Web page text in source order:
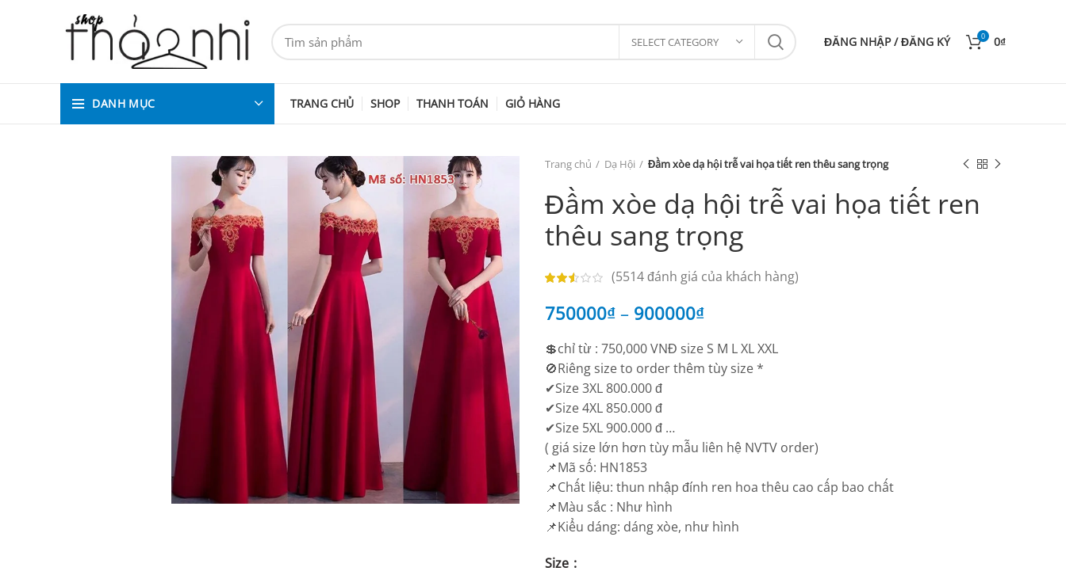
SELECT CATEGORY ĐĂNG NHẬP / ĐĂNG KÝ 0 0₫
DANH MỤC TRANG CHỦ SHOP THANH TOÁN GIỎ HÀNG
Trang chủ Dạ Hội Đầm xòe dạ hội trễ vai họa tiết ren thêu sang trọng
Đầm xòe dạ hội trễ vai họa tiết ren
thêu sang trọng
(5514đánh giá của khách hàng)
750000₫ – 900000₫
💲chỉ từ : 750,000 VNĐ size S M L XL XXL
🚫Riêng size to order thêm tùy size *
✔Size 3XL 800.000 đ
✔Size 4XL 850.000 đ
✔Size 5XL 900.000 đ …
( giá size lớn hơn tùy mẫu liên hệ NVTV order)
📌Mã số: HN1853
📌Chất liệu: thun nhập đính ren hoa thêu cao cấp bao chất
📌Màu sắc : Như hình
📌Kiểu dáng: dáng xòe, như hình
Size